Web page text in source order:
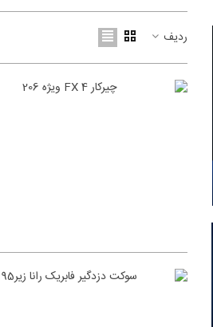
ردیف